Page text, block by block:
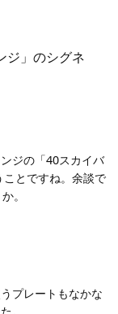
ジ」のシグネ
ジの「40スカイバ
とですね。余談で
。
プレートもなかな